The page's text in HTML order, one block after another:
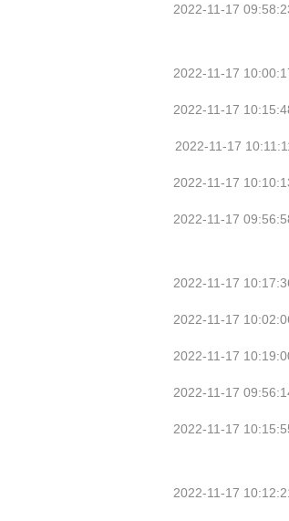
2022-11-17
2022-11-17
2022-11-17
2022-11-17
2022-11-17
2022-11-17
2022-11-17
2022-11-17
2022-11-17
2022-11-17
2022-11-17
2022-11-17